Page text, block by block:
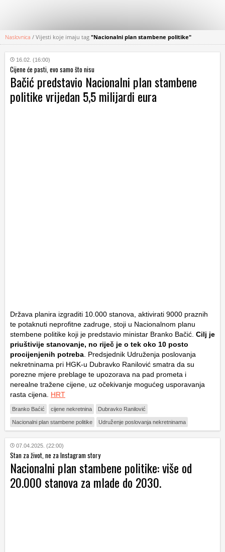
KATEGORIJE
HRVATSKI
WEB
Naslovnica / Vijesti koje imaju tag "Nacionalni plan stambene politike"
16.02. (16:00)
Cijene će pasti, evo samo što nisu
Bačić predstavio Nacionalni plan stambene
politike vrijedan 5,5 milijardi eura
Država planira izgraditi 10.000 stanova, aktivirati 9000 praznih
te potaknuti neprofitne zadruge, stoji u Nacionalnom planu
stembene politike koji je predstavio ministar Branko Bačić. Cilj je
priuštivije stanovanje, no riječ je o tek oko 10 posto
procijenjenih potreba . Predsjednik Udruženja poslovanja
nekretninama pri HGK-u Dubravko Ranilović smatra da su
porezne mjere preblage te upozorava na pad prometa i
nerealne tražene cijene, uz očekivanje mogućeg usporavanja
rasta cijena. HRT
Branko Baćić cijene nekretnina Dubravko Ranilović
Nacionalni plan stambene politike Udruženje poslovanja nekretninama
07.04.2025. (22:00)
Stan za život, ne za Instagram story
Nacionalni plan stambene politike: više od
20.000 stanova za mlade do 2030.